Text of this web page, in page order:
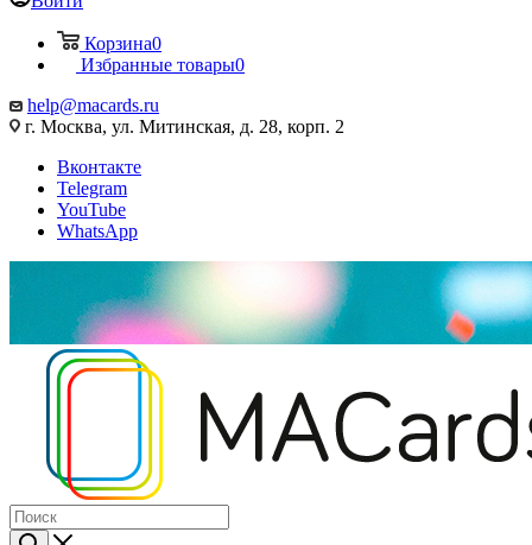
Корзина0
Избранные товары0
help@macards.ru
г. Москва, ул. Митинская, д. 28, корп. 2
Вконтакте
Telegram
YouTube
WhatsApp